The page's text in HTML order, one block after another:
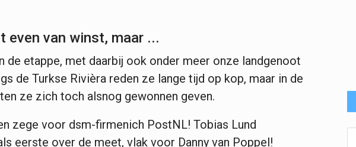
even van winst, maar ...
de etappe, met daarbij ook onder meer onze landgenoot
de Turkse Rivièra reden ze lange tijd op kop, maar in de
ze zich toch alsnog gewonnen geven.
zege voor dsm-firmenich PostNL! Tobias Lund
eerste over de meet, vlak voor Danny van Poppel!